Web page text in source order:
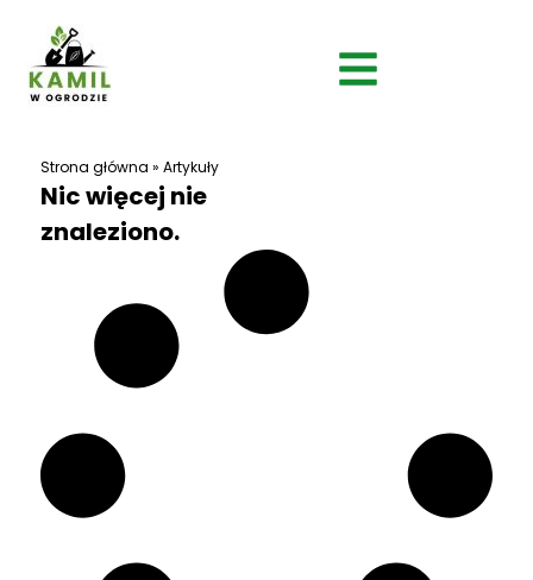
Strona główna » Artykuły
Nic więcej nie
znaleziono.